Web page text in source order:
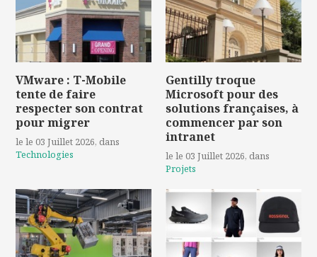
VMware : T-Mobile
tente de faire
respecter son contrat
pour migrer
le le 03 Juillet 2026, dans
Technologies
Gentilly troque
Microsoft pour des
solutions françaises, à
commencer par son
intranet
le le 03 Juillet 2026, dans
Projets